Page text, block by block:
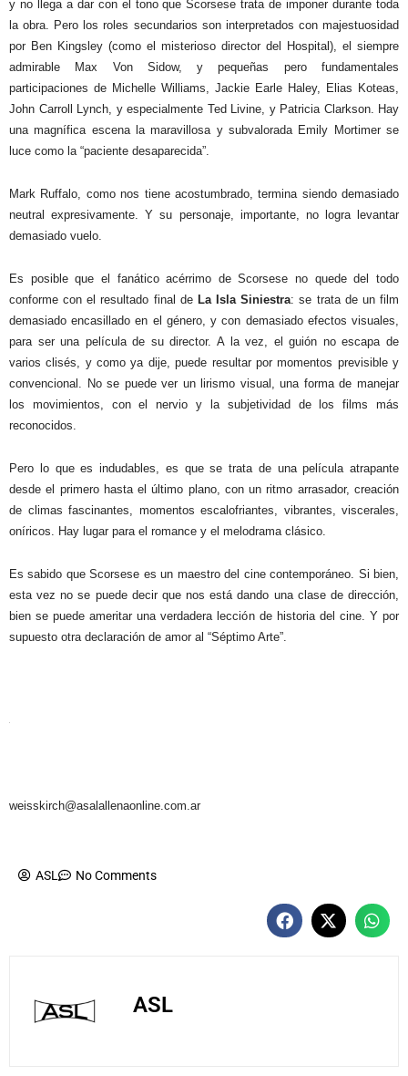
y no llega a dar con el tono que Scorsese trata de imponer durante toda
la obra. Pero los roles secundarios son interpretados con majestuosidad
por Ben Kingsley (como el misterioso director del Hospital), el siempre
admirable Max Von Sidow, y pequeñas pero fundamentales
participaciones de Michelle Williams, Jackie Earle Haley, Elias Koteas,
John Carroll Lynch, y especialmente Ted Livine, y Patricia Clarkson. Hay
una magnífica escena la maravillosa y subvalorada Emily Mortimer se
luce como la “paciente desaparecida”.
Mark Ruffalo, como nos tiene acostumbrado, termina siendo demasiado
neutral expresivamente. Y su personaje, importante, no logra levantar
demasiado vuelo.
Es posible que el fanático acérrimo de Scorsese no quede del todo
conforme con el resultado final de La Isla Siniestra: se trata de un film
demasiado encasillado en el género, y con demasiado efectos visuales,
para ser una película de su director. A la vez, el guión no escapa de
varios clisés, y como ya dije, puede resultar por momentos previsible y
convencional. No se puede ver un lirismo visual, una forma de manejar
los movimientos, con el nervio y la subjetividad de los films más
reconocidos.
Pero lo que es indudables, es que se trata de una película atrapante
desde el primero hasta el último plano, con un ritmo arrasador, creación
de climas fascinantes, momentos escalofriantes, vibrantes, viscerales,
oníricos. Hay lugar para el romance y el melodrama clásico.
Es sabido que Scorsese es un maestro del cine contemporáneo. Si bien,
esta vez no se puede decir que nos está dando una clase de dirección,
bien se puede ameritar una verdadera lección de historia del cine. Y por
supuesto otra declaración de amor al “Séptimo Arte”.
weisskirch@asalallenaonline.com.ar
ASL No Comments
ASL